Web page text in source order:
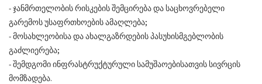
- ჯანმრთელობის რისკების შემცირება და საცხოვრებელი
გარემოს უსაფრთხოების ამაღლება;
- მოსახლეობისა და ახალგაზრდების პასუხისმგებლობის
გაძლიერება;
- შემდგომი ინფრასტრუქტურული სამუშაოებისათვის სივრცის
მომზადება.